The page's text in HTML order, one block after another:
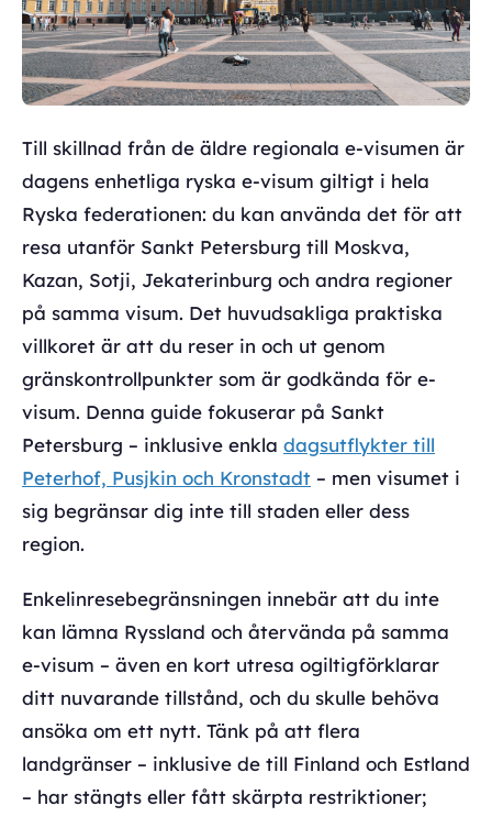
Till skillnad från de äldre regionala e-visumen är
dagens enhetliga ryska e-visum giltigt i hela
Ryska federationen: du kan använda det för att
resa utanför Sankt Petersburg till Moskva,
Kazan, Sotji, Jekaterinburg och andra regioner
på samma visum. Det huvudsakliga praktiska
villkoret är att du reser in och ut genom
gränskontrollpunkter som är godkända för e-
visum. Denna guide fokuserar på Sankt
Petersburg – inklusive enkla dagsutflykter till
Peterhof, Pusjkin och Kronstadt – men visumet i
sig begränsar dig inte till staden eller dess
region.
Enkelinresebegränsningen innebär att du inte
kan lämna Ryssland och återvända på samma
e-visum – även en kort utresa ogiltigförklarar
ditt nuvarande tillstånd, och du skulle behöva
ansöka om ett nytt. Tänk på att flera
landgränser – inklusive de till Finland och Estland
– har stängts eller fått skärpta restriktioner;